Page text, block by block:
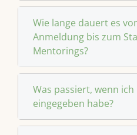
Wie lange dauert es
Anmeldung bis zum
Mentorings?
Was passiert, wenn
eingegeben habe?